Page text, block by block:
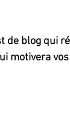
de blog qui
motivera